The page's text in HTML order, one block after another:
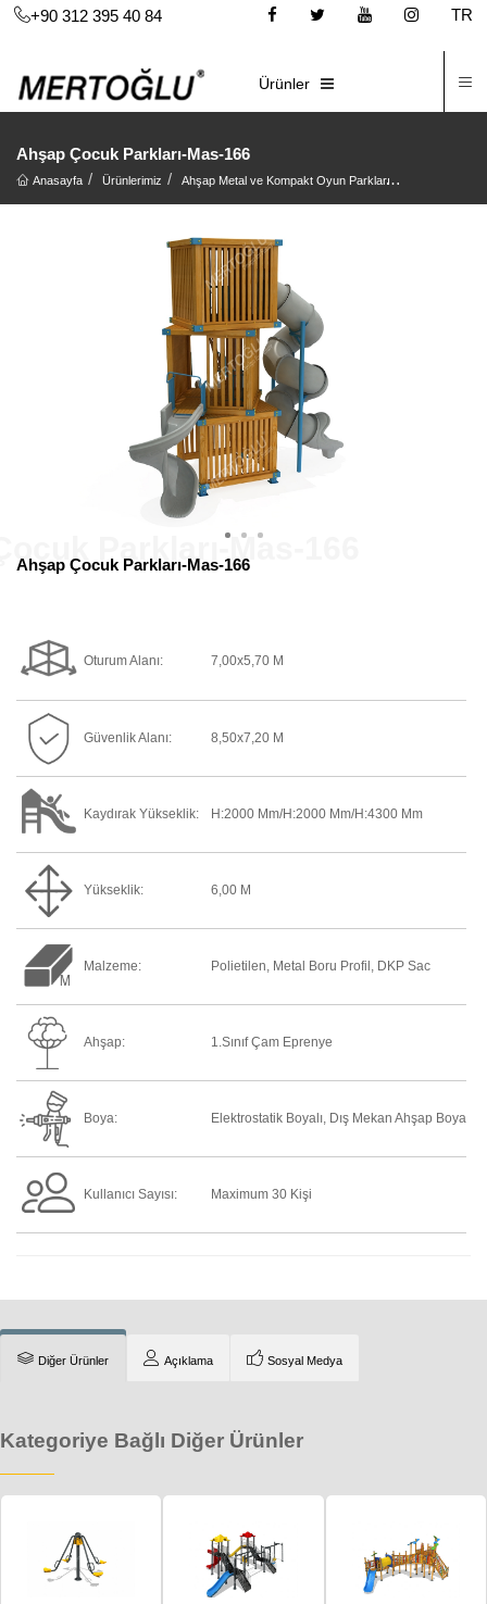
+90 312 395 40 84
TR
Ürünler
Ahşap Çocuk Parkları-Mas-166
Anasayfa Ürünlerimiz Ahşap Metal ve Kompakt Oyun Parkları
Ahşap Çocuk Parkları-Mas-166
Oturum Alanı: 7,00x5,70 M
Güvenlik Alanı: 8,50x7,20 M
Kaydırak Yükseklik: H:2000 Mm/h:2000 Mm/h:4300 Mm
Yükseklik: 6,00 M
Malzeme: Polietilen, Metal Boru Profil, DKP Sac
Ahşap: 1.Sınıf Çam Eprenye
Boya: Elektrostatik Boyalı, Dış Mekan Ahşap Boya
Kullanıcı Sayısı: Maximum 30 Kişi
Diğer Ürünler Açıklama Sosyal Medya
Kategoriye Bağlı Diğer Ürünler